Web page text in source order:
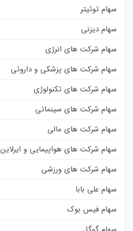
سهام توئیتر
سهام دیزنی
سهام شرکت های انرژی
سهام شرکت های پزشکی و داروئی
سهام شرکت های تکنولوژی
سهام شرکت های سینمائی
سهام شرکت های مالی
سهام شرکت های هواپیمایی و ایرلاین
سهام شرکت های ورزشی
سهام علی بابا
سهام فیس بوک